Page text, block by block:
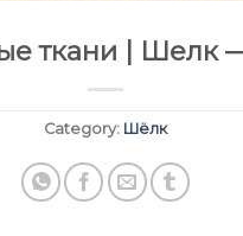
ткани | Шелк
Category: Шёлк